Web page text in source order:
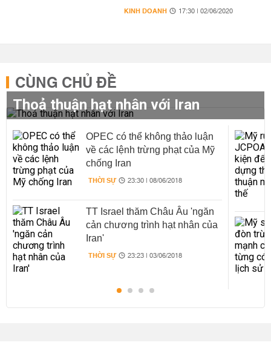
KINH DOANH 17:30 | 02/06/2020
CÙNG CHỦ ĐỀ
Thoả thuận hạt nhân với Iran
OPEC có thể không thảo luận
về các lệnh trừng phạt của Mỹ
chống Iran
THỜI SỰ 23:30 | 08/06/2018
TT Israel thăm Châu Âu 'ngăn
cản chương trình hạt nhân của
Iran'
THỜI SỰ 23:23 | 03/06/2018